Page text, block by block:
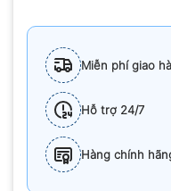
Miễn phí giao
Hỗ trợ 24/7
Hàng chính